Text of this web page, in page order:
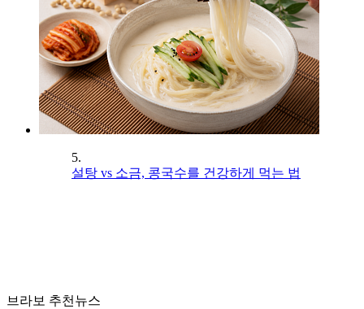
5.
설탕 vs 소금, 콩국수를 건강하게 먹는 법
브라보 추천뉴스